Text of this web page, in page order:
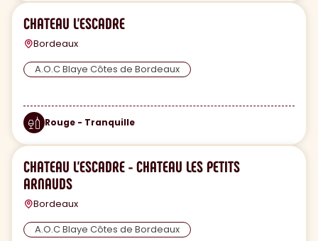
CHATEAU L'ESCADRE
Bordeaux
A.O.C Blaye Côtes de Bordeaux
Rouge - Tranquille
CHATEAU L'ESCADRE - CHATEAU LES PETITS
ARNAUDS
Bordeaux
A.O.C Blaye Côtes de Bordeaux